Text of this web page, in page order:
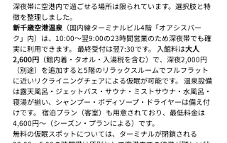
深夜帯に空港内で過ごせる場所は限られています。選択肢と特
徴を整理しました。
新千歳空港温泉 （国内線ターミナルビル4階「オアシスパー
ク」内）は、10:00〜翌9:00の23時間営業のため深夜帯でも確
実に利用できます。 最終受付は翌7:30です。 入館料は大人
2,600円 （館内着・タオル・入湯税を含む）で、深夜2,000円
（別途）を追加すると5階のリラックスルームでフルフラット
に近いリクライニングチェアによる仮眠が可能です。 温泉設備
は露天風呂・ジェットバス・サウナ・ミストサウナ・水風呂・
寝湯が揃い、シャンプー・ボディソープ・ドライヤーは備え付
けです。 宿泊プラン（客室）も用意されており、最低料金は
4,600円〜（シーズン・プランによる）です。
無料の仮眠スポットについては、ターミナルが閉鎖される